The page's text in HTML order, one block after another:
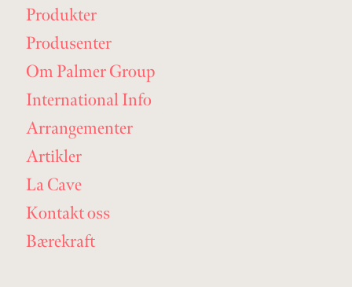
Produkter
Produsenter
Om Palmer Group
International Info
Arrangementer
Artikler
La Cave
Kontakt oss
Bærekraft